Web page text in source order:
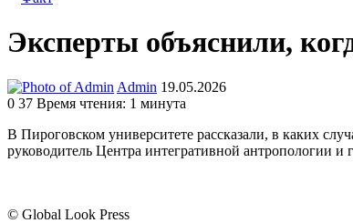
Эксперты объяснили,
Admin Send
an
19.05.2026
0 37 Время чтения: 1 минута
В Пироговском университете рассказали, в каких
руководитель Центра интегративной антропологии
© Global Look Press